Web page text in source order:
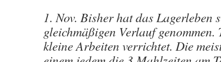
1. Nov. Bisher hat das Lagerleben
gleichmäßigen Verlauf genommen.
kleine Arbeiten verrichtet. Die